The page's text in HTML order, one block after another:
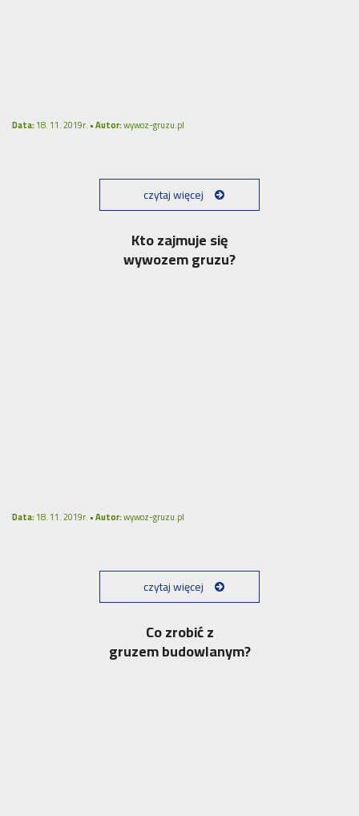
Data:18. 11. 2019r. •Autor:wywoz-gruzu.pl
czytaj więcej
Kto zajmuje się
wywozem gruzu?
Data:18. 11. 2019r. •Autor:wywoz-gruzu.pl
czytaj więcej
Co zrobić z
gruzem budowlanym?